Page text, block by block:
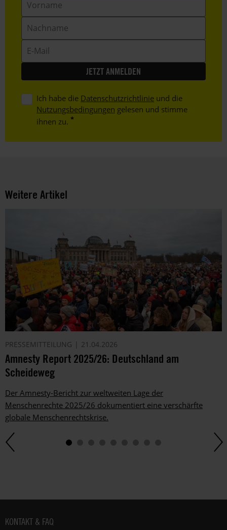
Mail
Ich habe die Datenschutzrichtlinie und die
Nutzungsbedingungen gelesen und stimme
ihnen zu.
Weitere Artikel
PRESSEMITTEILUNG 21.04.2026
Amnesty Report 2025/26: Deutschland am
Scheideweg
Der Amnesty-Bericht zur weltweiten Lage der
Menschenrechte 2025/26 dokumentiert eine verschärfte
globale Menschenrechtskrise.
Fußbereich
KONTAKT & FAQ